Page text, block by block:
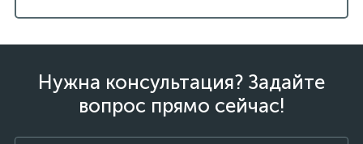
Нужна консультация? Задайте
вопрос прямо сейчас!